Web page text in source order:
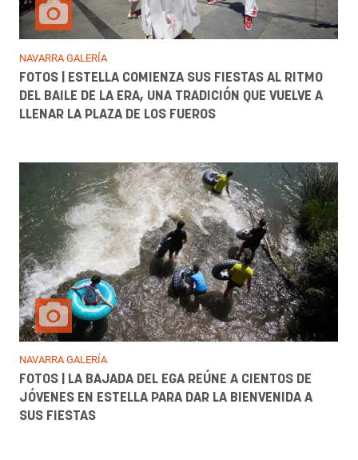
NAVARRA GALERÍA
FOTOS | ESTELLA COMIENZA SUS FIESTAS AL RITMO
DEL BAILE DE LA ERA, UNA TRADICIÓN QUE VUELVE A
LLENAR LA PLAZA DE LOS FUEROS
NAVARRA GALERÍA
FOTOS | LA BAJADA DEL EGA REÚNE A CIENTOS DE
JÓVENES EN ESTELLA PARA DAR LA BIENVENIDA A
SUS FIESTAS